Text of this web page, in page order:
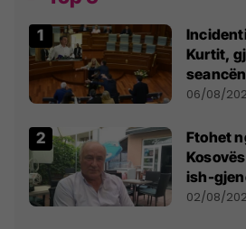
Kurtit,
06/08/
Ftohet
ish-
dikush
02/08/